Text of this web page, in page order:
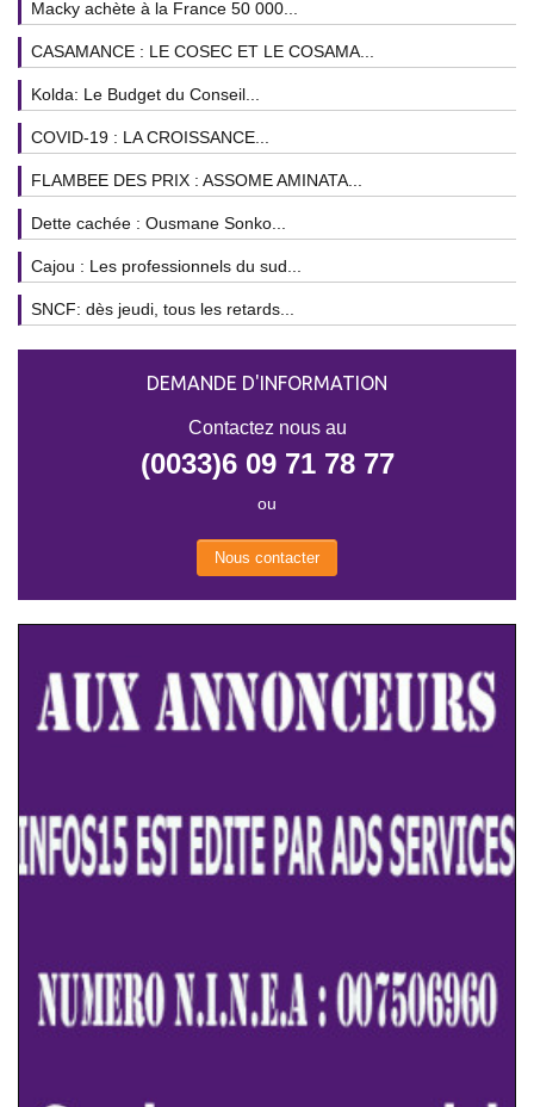
Macky achète à la France 50 000...
CASAMANCE : LE COSEC ET LE COSAMA...
Kolda: Le Budget du Conseil...
COVID-19 : LA CROISSANCE...
FLAMBEE DES PRIX : ASSOME AMINATA...
Dette cachée : Ousmane Sonko...
Cajou : Les professionnels du sud...
SNCF: dès jeudi, tous les retards...
DEMANDE D'INFORMATION
Contactez nous au
(0033)6 09 71 78 77
ou
Nous contacter